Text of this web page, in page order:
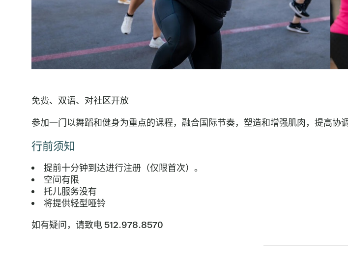
免费、双语、对社区开放
参加一门以舞蹈和健身为重点的课程，融合国际节奏，塑造和增强肌肉，提高协
行前须知
提前十分钟到达进行注册（仅限首次）。
空间有限
托儿服务没有
将提供轻型哑铃
如有疑问，请致电 512.978.8570